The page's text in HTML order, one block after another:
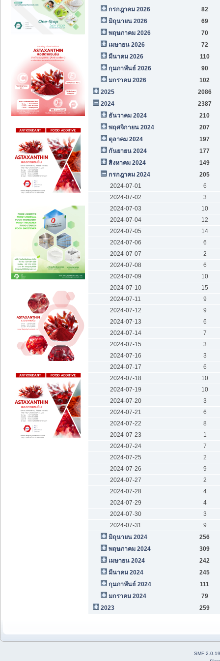
กรกฎาคม 2026
82
มิถุนายน 2026
69
พฤษภาคม 2026
70
เมษายน 2026
72
มีนาคม 2026
110
กุมภาพันธ์ 2026
90
มกราคม 2026
102
2025
2086
2024
2387
ธันวาคม 2024
210
พฤศจิกายน 2024
207
ตุลาคม 2024
197
กันยายน 2024
177
สิงหาคม 2024
149
กรกฎาคม 2024
205
2024-07-01
6
2024-07-02
3
2024-07-03
10
2024-07-04
12
2024-07-05
14
2024-07-06
6
2024-07-07
2
2024-07-08
6
2024-07-09
10
2024-07-10
15
2024-07-11
9
2024-07-12
9
2024-07-13
6
2024-07-14
7
2024-07-15
3
2024-07-16
3
2024-07-17
6
2024-07-18
10
2024-07-19
10
2024-07-20
3
2024-07-21
6
2024-07-22
8
2024-07-23
1
2024-07-24
7
2024-07-25
2
2024-07-26
9
2024-07-27
2
2024-07-28
4
2024-07-29
4
2024-07-30
3
2024-07-31
9
มิถุนายน 2024
256
พฤษภาคม 2024
309
เมษายน 2024
242
มีนาคม 2024
245
กุมภาพันธ์ 2024
111
มกราคม 2024
79
2023
259
SMF 2.0.19